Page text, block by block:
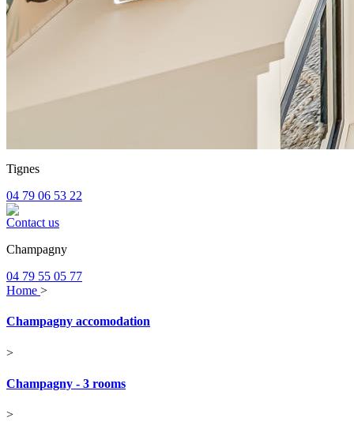
Tignes
04 79 06 53 22
Contact us
Champagny
04 79 55 05 77
Home >
Champagny accomodation
>
Champagny - 3 rooms
>